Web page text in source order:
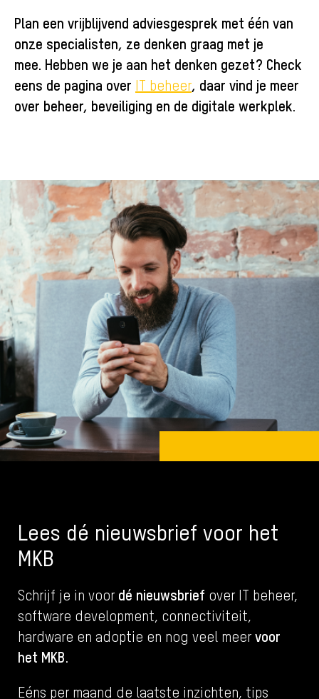
Plan een vrijblijvend adviesgesprek met één van
onze specialisten, ze denken graag met je
mee. Hebben we je aan het denken gezet? Check
eens de pagina over IT beheer, daar vind je meer
over beheer, beveiliging en de digitale werkplek.
Lees dé nieuwsbrief voor het
MKB
Schrijf je in voor dé nieuwsbrief over IT beheer,
software development, connectiviteit,
hardware en adoptie en nog veel meer voor
het MKB.
Eéns per maand de laatste inzichten, tips